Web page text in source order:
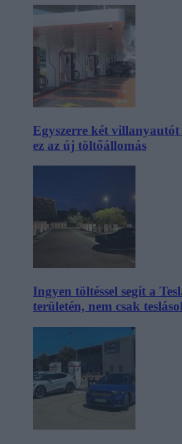
Egyszerre két
ez az új töltőállomás
Ingyen töltéssel segít a
területén, nem csak